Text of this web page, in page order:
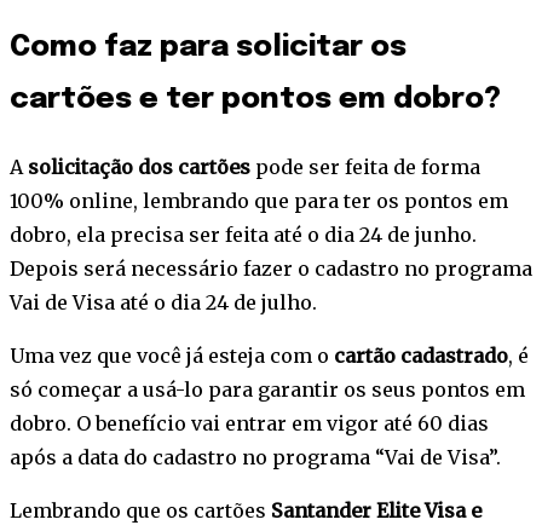
Como faz para solicitar os
cartões e ter pontos em dobro?
A solicitação dos cartões pode ser feita de forma
100% online, lembrando que para ter os pontos em
dobro, ela precisa ser feita até o dia 24 de junho.
Depois será necessário fazer o cadastro no programa
Vai de Visa até o dia 24 de julho.
Uma vez que você já esteja com o cartão cadastrado, é
só começar a usá-lo para garantir os seus pontos em
dobro. O benefício vai entrar em vigor até 60 dias
após a data do cadastro no programa “Vai de Visa”.
Lembrando que os cartões Santander Elite Visa e